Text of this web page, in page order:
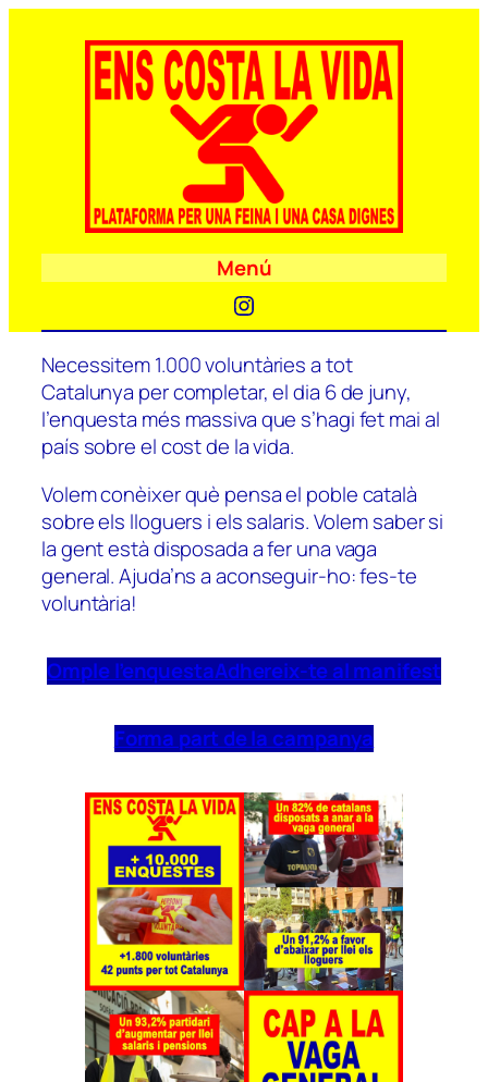
Menú
Instagram
Necessitem 1.000 voluntàries a tot
Catalunya per completar, el dia 6 de juny,
l’enquesta més massiva que s’hagi fet mai al
país sobre el cost de la vida.
Volem conèixer què pensa el poble català
sobre els lloguers i els salaris. Volem saber si
la gent està disposada a fer una vaga
general. Ajuda’ns a aconseguir-ho: fes-te
voluntària!
Omple l’enquestaAdhereix-te al manifest
Forma part de la campanya